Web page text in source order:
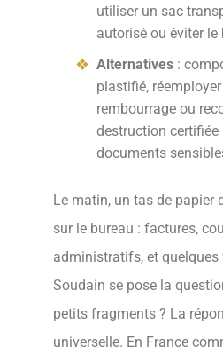
utiliser un sac
autorisé ou éviter le
Alternatives :
plastifié,
rembourrage ou
destruction certifiée
documents
Le matin, un tas de papier
sur le bureau : factures,
administratifs, et quelques
Soudain se pose la
petits fragments ? La
universelle. En France